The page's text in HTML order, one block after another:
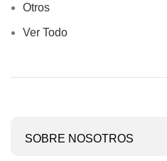
Otros
Ver Todo
SOBRE NOSOTROS